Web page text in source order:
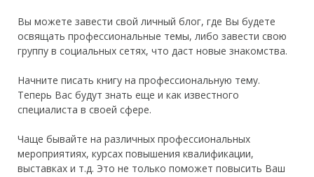
Вы можете завести свой личный блог, где Вы будете
освящать профессиональные темы, либо завести свою
группу в социальных сетях, что даст новые знакомства.
Начните писать книгу на профессиональную тему.
Теперь Вас будут знать еще и как известного
специалиста в своей сфере.
Чаще бывайте на различных профессиональных
мероприятиях, курсах повышения квалификации,
выставках и т.д. Это не только поможет повысить Ваш